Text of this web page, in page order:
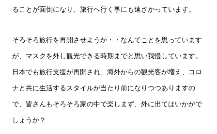
ることが面倒になり、旅行へ行く事にも遠ざかっています。
そろそろ旅行を再開させようか・・なんてことを思っています
が、マスクを外し観光できる時期までと思い我慢しています。
日本でも旅行支援が再開され、海外からの観光客が増え、コロ
ナと共に生活するスタイルが当たり前になりつつありますの
で、皆さんもそろそろ家の中で楽しまず、外に出てはいかがで
しょうか？